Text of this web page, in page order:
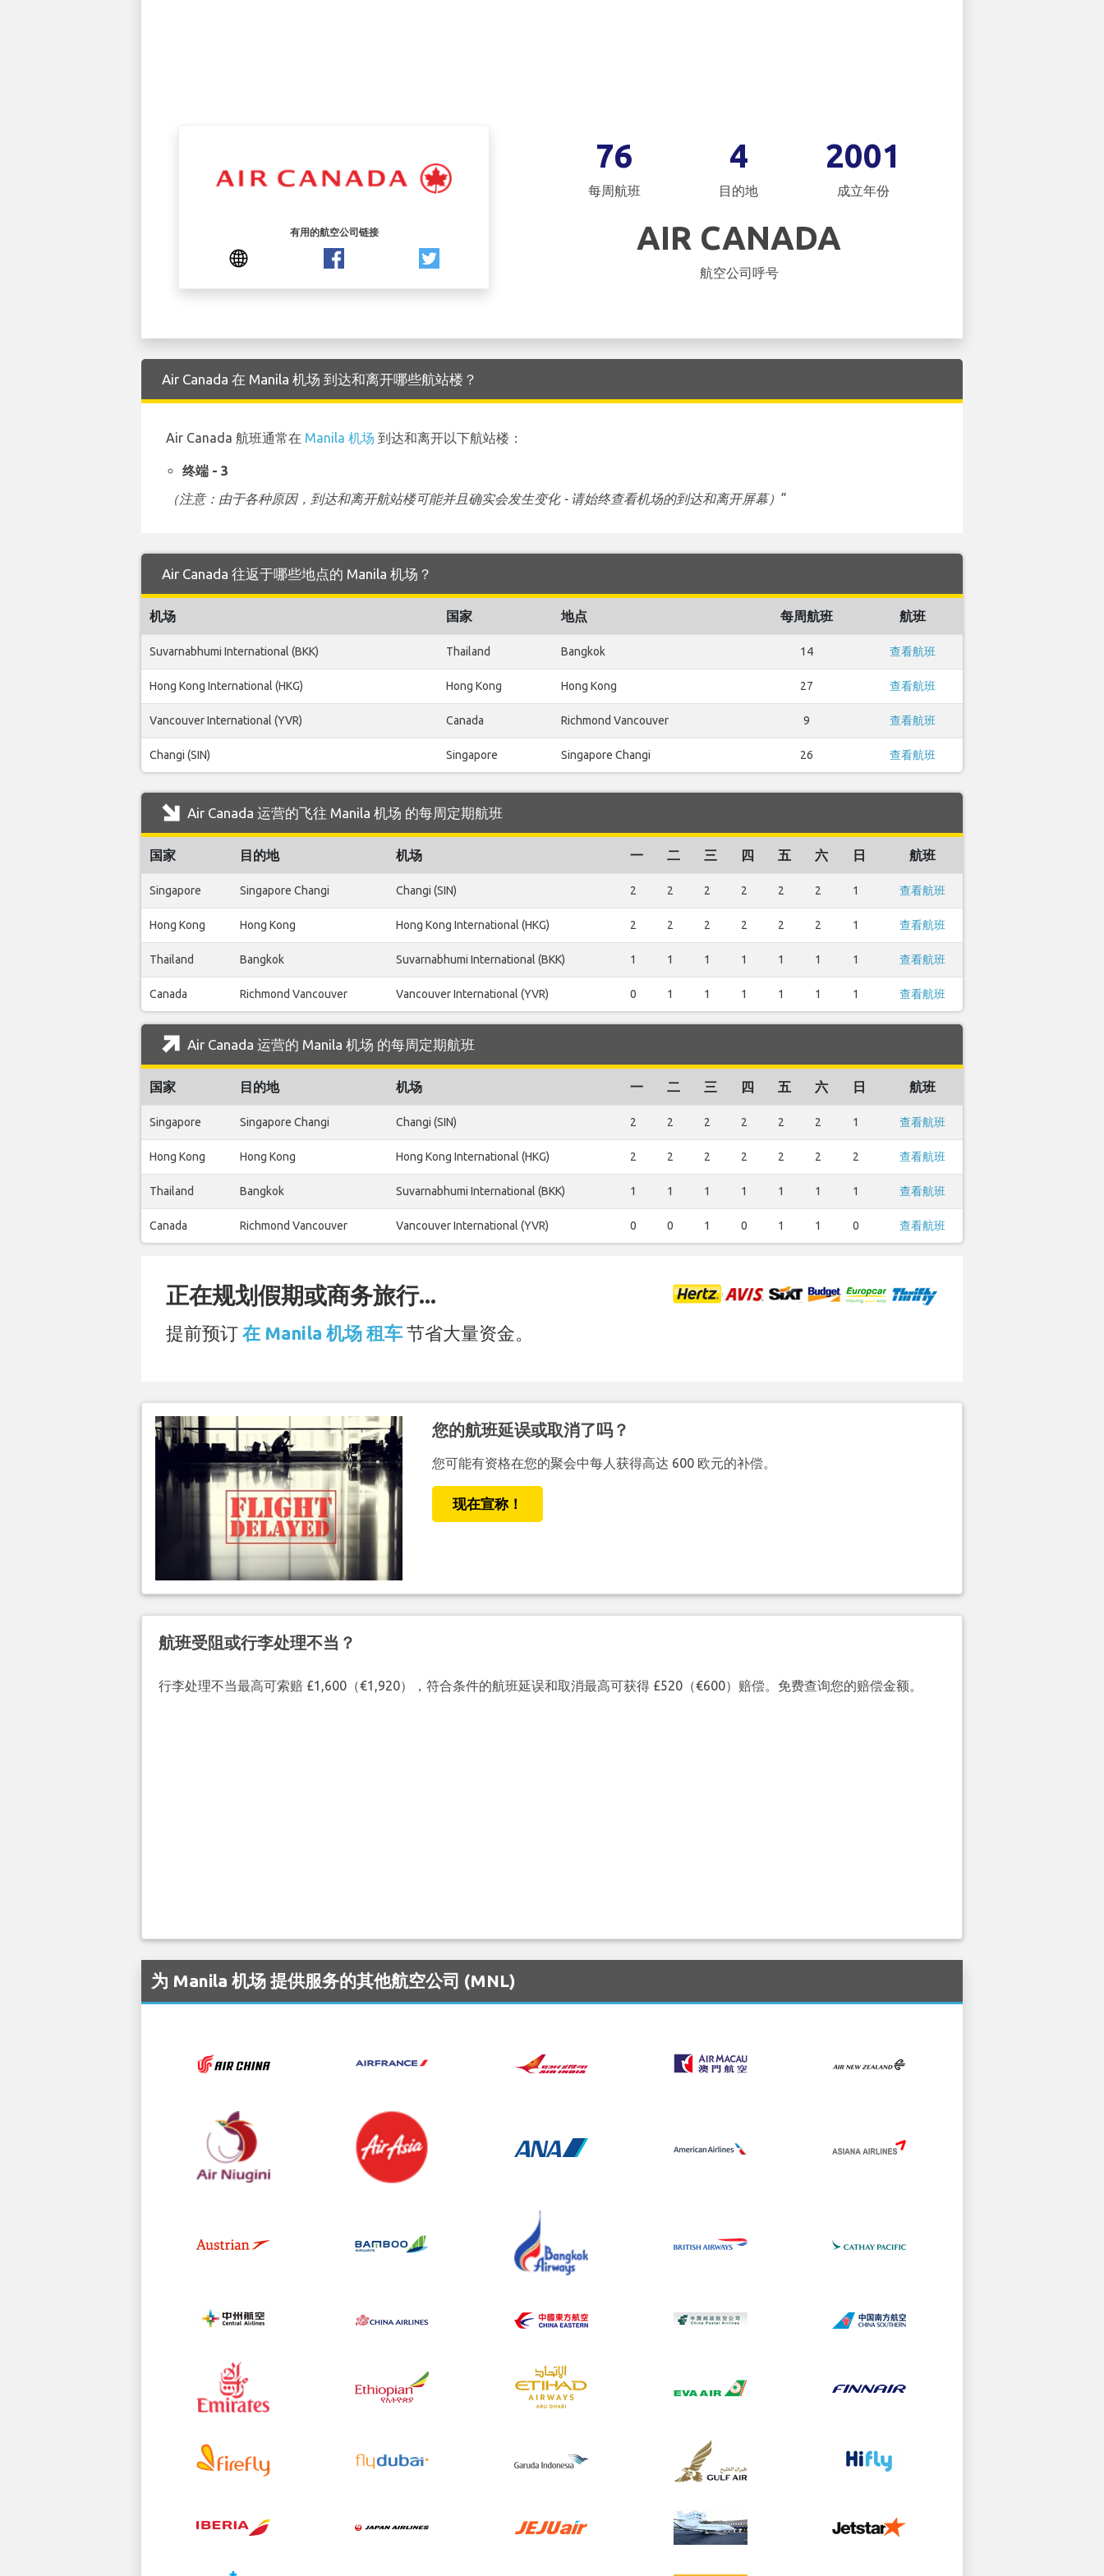
有用的航空公司链接
76
每周航班
4
目的地
2001
成立年份
AIR CANADA
航空公司呼号
Air Canada 在 Manila 机场 到达和离开哪些航站楼？
Air Canada 航班通常在 Manila 机场 到达和离开以下航站楼：
终端 - 3
（注意：由于各种原因，到达和离开航站楼可能并且确实会发生变化 - 请始终查看机场的到达和离开屏幕） ”
Air Canada 往返于哪些地点的 Manila 机场？
机场 国家 地点 每周航班 航班
Suvarnabhumi International (BKK) Thailand Bangkok 14 查看航班
Hong Kong International (HKG) Hong Kong Hong Kong 27 查看航班
Vancouver International (YVR) Canada Richmond Vancouver 9 查看航班
Changi (SIN) Singapore Singapore Changi 26 查看航班
Air Canada 运营的飞往 Manila 机场 的每周定期航班
国家 目的地 机场 一 二 三 四 五 六 日 航班
Singapore Singapore Changi Changi (SIN) 2 2 2 2 2 2 1 查看航班
Hong Kong Hong Kong Hong Kong International (HKG) 2 2 2 2 2 2 1 查看航班
Thailand Bangkok Suvarnabhumi International (BKK) 1 1 1 1 1 1 1 查看航班
Canada Richmond Vancouver Vancouver International (YVR) 0 1 1 1 1 1 1 查看航班
Air Canada 运营的 Manila 机场 的每周定期航班
国家 目的地 机场 一 二 三 四 五 六 日 航班
Singapore Singapore Changi Changi (SIN) 2 2 2 2 2 2 1 查看航班
Hong Kong Hong Kong Hong Kong International (HKG) 2 2 2 2 2 2 2 查看航班
Thailand Bangkok Suvarnabhumi International (BKK) 1 1 1 1 1 1 1 查看航班
Canada Richmond Vancouver Vancouver International (YVR) 0 0 1 0 1 1 0 查看航班
正在规划假期或商务旅行...
提前预订 在 Manila 机场 租车 节省大量资金。
您的航班延误或取消了吗？
您可能有资格在您的聚会中每人获得高达 600 欧元的补偿。
现在宣称！
航班受阻或行李处理不当？
行李处理不当最高可索赔 £1,600（€1,920），符合条件的航班延误和取消最高可获得 £520（€600）赔偿。免费查询您的赔偿金额。
为 Manila 机场 提供服务的其他航空公司 (MNL)